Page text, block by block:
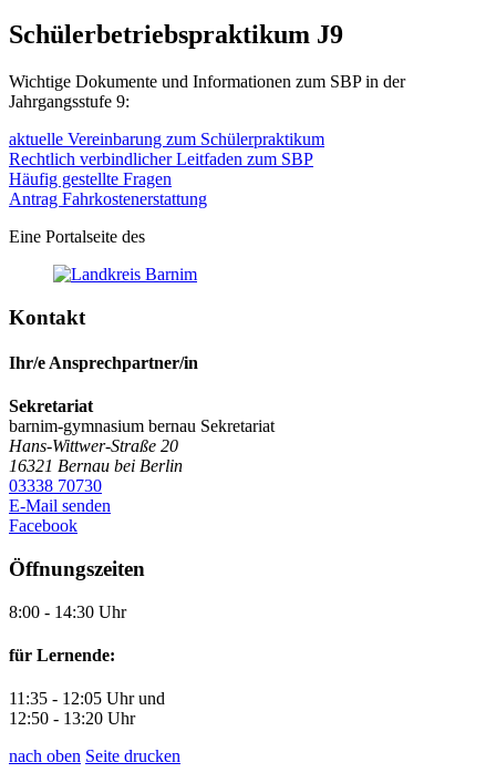
Schülerbetriebspraktikum J9
Wichtige Dokumente und Informationen zum SBP in der
Jahrgangsstufe 9:
aktuelle Vereinbarung zum Schülerpraktikum
Rechtlich verbindlicher Leitfaden zum SBP
Häufig gestellte Fragen
Antrag Fahrkostenerstattung
Eine Portalseite des
Kontakt
Ihr/e Ansprechpartner/in
Sekretariat
barnim-gymnasium bernau Sekretariat
Hans-Wittwer-Straße 20
16321 Bernau bei Berlin
03338 70730
E-Mail senden
Facebook
Öffnungszeiten
8:00 - 14:30 Uhr
für Lernende:
11:35 - 12:05 Uhr und
12:50 - 13:20 Uhr
nach oben Seite drucken